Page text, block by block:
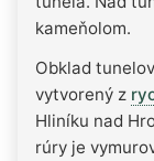
kameňolom.
Obklad
vytvorený z
Hliníku nad
rúry je